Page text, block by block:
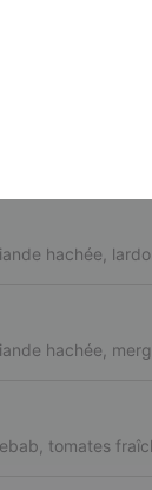
hachée,
hachée,
tomates